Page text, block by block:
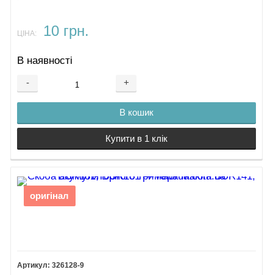
ЦІНА: 10 грн.
В наявності
- +
В кошик
Купити в 1 клік
оригінал
326128-9